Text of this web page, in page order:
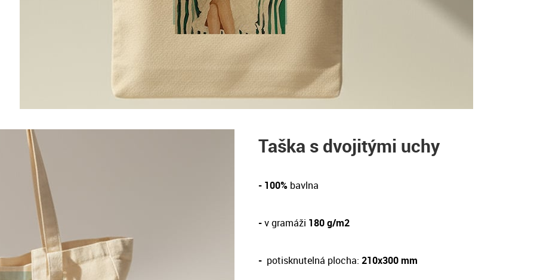
Taška s dvojitými uchy
- 100% bavlna
-v gramáži 180 g/m2
- potisknutelná plocha: 210x300 mm